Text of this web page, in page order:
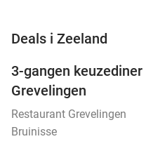
Deals i Zeeland
3-gangen
Grevelingen
Restaurant Grevelingen
Bruinisse